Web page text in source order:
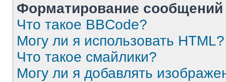
Форматирование
Что такое BBCode?
Могу ли я использовать HTML?
Что такое смайлики?
Могу ли я добавлять